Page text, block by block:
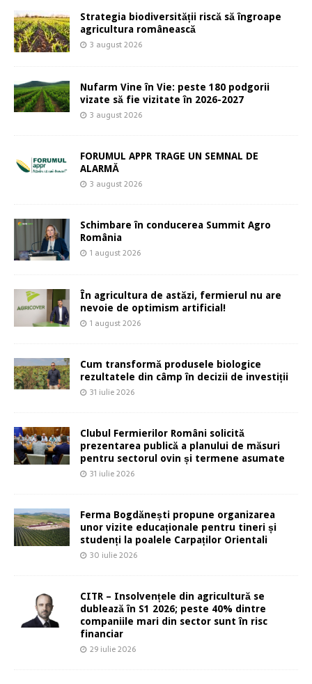
Strategia biodiversității riscă să îngroape
agricultura românească
3 august 2026
Nufarm Vine în Vie: peste 180 podgorii
vizate să fie vizitate în 2026-2027
3 august 2026
FORUMUL APPR TRAGE UN SEMNAL DE
ALARMĂ
3 august 2026
Schimbare în conducerea Summit Agro
România
1 august 2026
În agricultura de astăzi, fermierul nu are
nevoie de optimism artificial!
1 august 2026
Cum transformă produsele biologice
rezultatele din câmp în decizii de investiții
31 iulie 2026
Clubul Fermierilor Români solicită
prezentarea publică a planului de măsuri
pentru sectorul ovin și termene asumate
31 iulie 2026
Ferma Bogdănești propune organizarea
unor vizite educaționale pentru tineri și
studenți la poalele Carpaților Orientali
30 iulie 2026
CITR – Insolvențele din agricultură se
dublează în S1 2026; peste 40% dintre
companiile mari din sector sunt în risc
financiar
29 iulie 2026